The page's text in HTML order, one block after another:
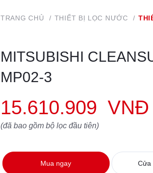
TRANG CHỦ / THIẾT BỊ LỌC NƯỚC /
MITSUBISHI
MP02-3
15.610.909 VNĐ
(đã bao gồm bộ lọc đầu tiên)
Mua ngay Cửa